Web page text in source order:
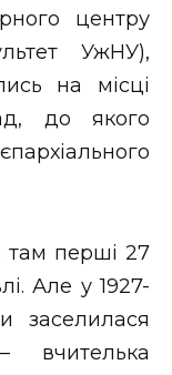
центру
УжНУ),
на місці
до якого
там перші 27
Але у 1927-
заселилася